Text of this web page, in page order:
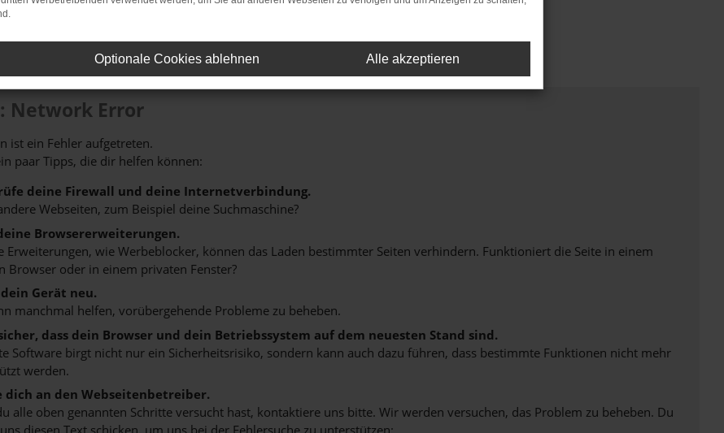
Network Error
ist ein Fehler aufgetreten.
paar Tipps, die dir helfen können:
deine Firewall und deine Internetverbindung.
Webseiten, zum Beispiel deine Suchmaschine?
Browsererweiterungen.
Erweiterungen, wie Werbeblocker, können das Laden bestimmter Seiten verhindern. Funktioniert die Seite in einem
Browser oder in einem privaten Fenster?
Gerät neu.
manchmal helfen, vorübergehende Probleme zu beheben.
dass dein Browser und dein Betriebssystem auf dem neuesten Stand sind.
Software birgt nicht nur ein Sicherheitsrisiko, sondern kann auch dazu führen, dass bestimmte Funktionen nicht mehr
werden.
dich an den Webseitenbetreiber.
alle oben genannten Schritte versucht hast, kontaktiere uns bitte. Wir werden versuchen, das Problem zu beheben. Du
diesen Text schicken, um uns bei der Fehlersuche zu unterstützen:
Optionale Cookies ablehnen Alle akzeptieren